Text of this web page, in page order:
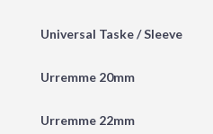
Universal Taske / Sleeve
Urremme 20mm
Urremme 22mm